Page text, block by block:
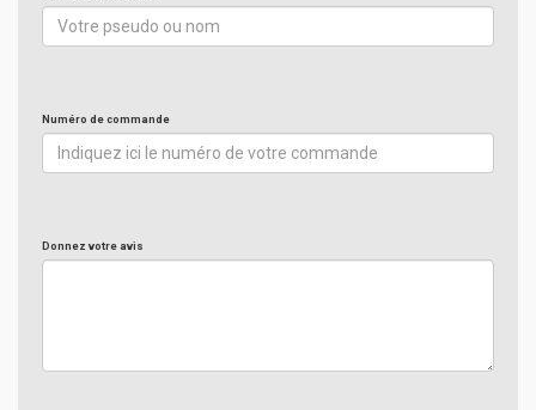
Numéro de commande
Donnez votre avis